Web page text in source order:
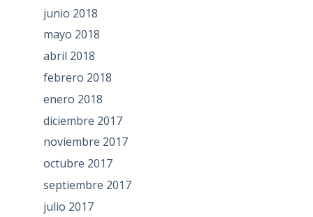
junio 2018
mayo 2018
abril 2018
febrero 2018
enero 2018
diciembre 2017
noviembre 2017
octubre 2017
septiembre 2017
julio 2017